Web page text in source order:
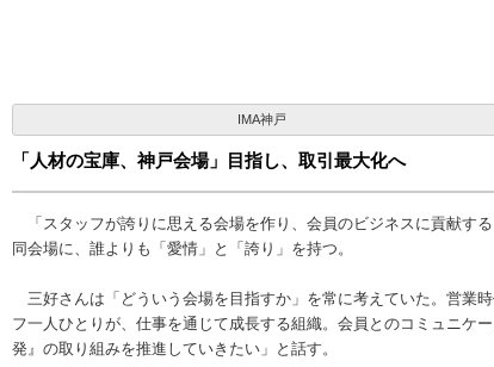
IMA神戸
「人材の宝庫、神戸会場」目指し、取引最大化へ
「スタッフが誇りに思える会場を作り、会員のビジネスに貢献す
同会場に、誰よりも「愛情」と「誇り」を持つ。
三好さんは「どういう会場を目指すか」を常に考えていた。営業
フ一人ひとりが、仕事を通じて成長する組織。会員とのコミュニケ
発』の取り組みを推進していきたい」と話す。